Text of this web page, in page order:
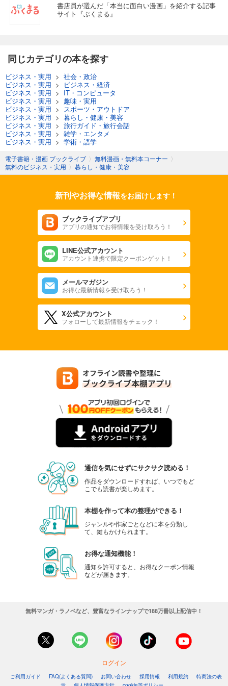
書店員が選んだ「本当に面白い漫画」を紹介する記事
サイト『ぶくまる』
同じカテゴリの本を探す
ビジネス・実用
社会・政治
ビジネス・実用
ビジネス・経済
ビジネス・実用
IT・コンピュータ
ビジネス・実用
趣味・実用
ビジネス・実用
スポーツ・アウトドア
ビジネス・実用
暮らし・健康・美容
ビジネス・実用
旅行ガイド・旅行会話
ビジネス・実用
雑学・エンタメ
ビジネス・実用
学術・語学
電子書籍・漫画 ブックライブ
無料漫画・無料本コーナー
無料のビジネス・実用
暮らし・健康・美容
新刊やお得な情報をお届けします！
ブックライブアプリ
アプリの通知でお得情報を受け取ろう！
LINE公式アカウント
アカウント連携で限定クーポンゲット！
メールマガジン
お得な最新情報を受け取ろう！
X公式アカウント
フォローして最新情報をチェック！
通信を気にせずにサクサク読める！
作品をダウンロードすれば、いつでもど
こでも読書が楽しめます。
本棚を作って本の整理ができる！
ジャンルや作家ごとなどに本を分類し
て、鍵もかけられます。
お得な通知機能！
通知を許可すると、お得なクーポン情報
などが届きます。
無料マンガ・ラノベなど、豊富なラインナップで188万冊以上配信中！
ログイン
ご利用ガイド FAQ(よくある質問) お問い合わせ 採用情報 利用規約
特商法の表